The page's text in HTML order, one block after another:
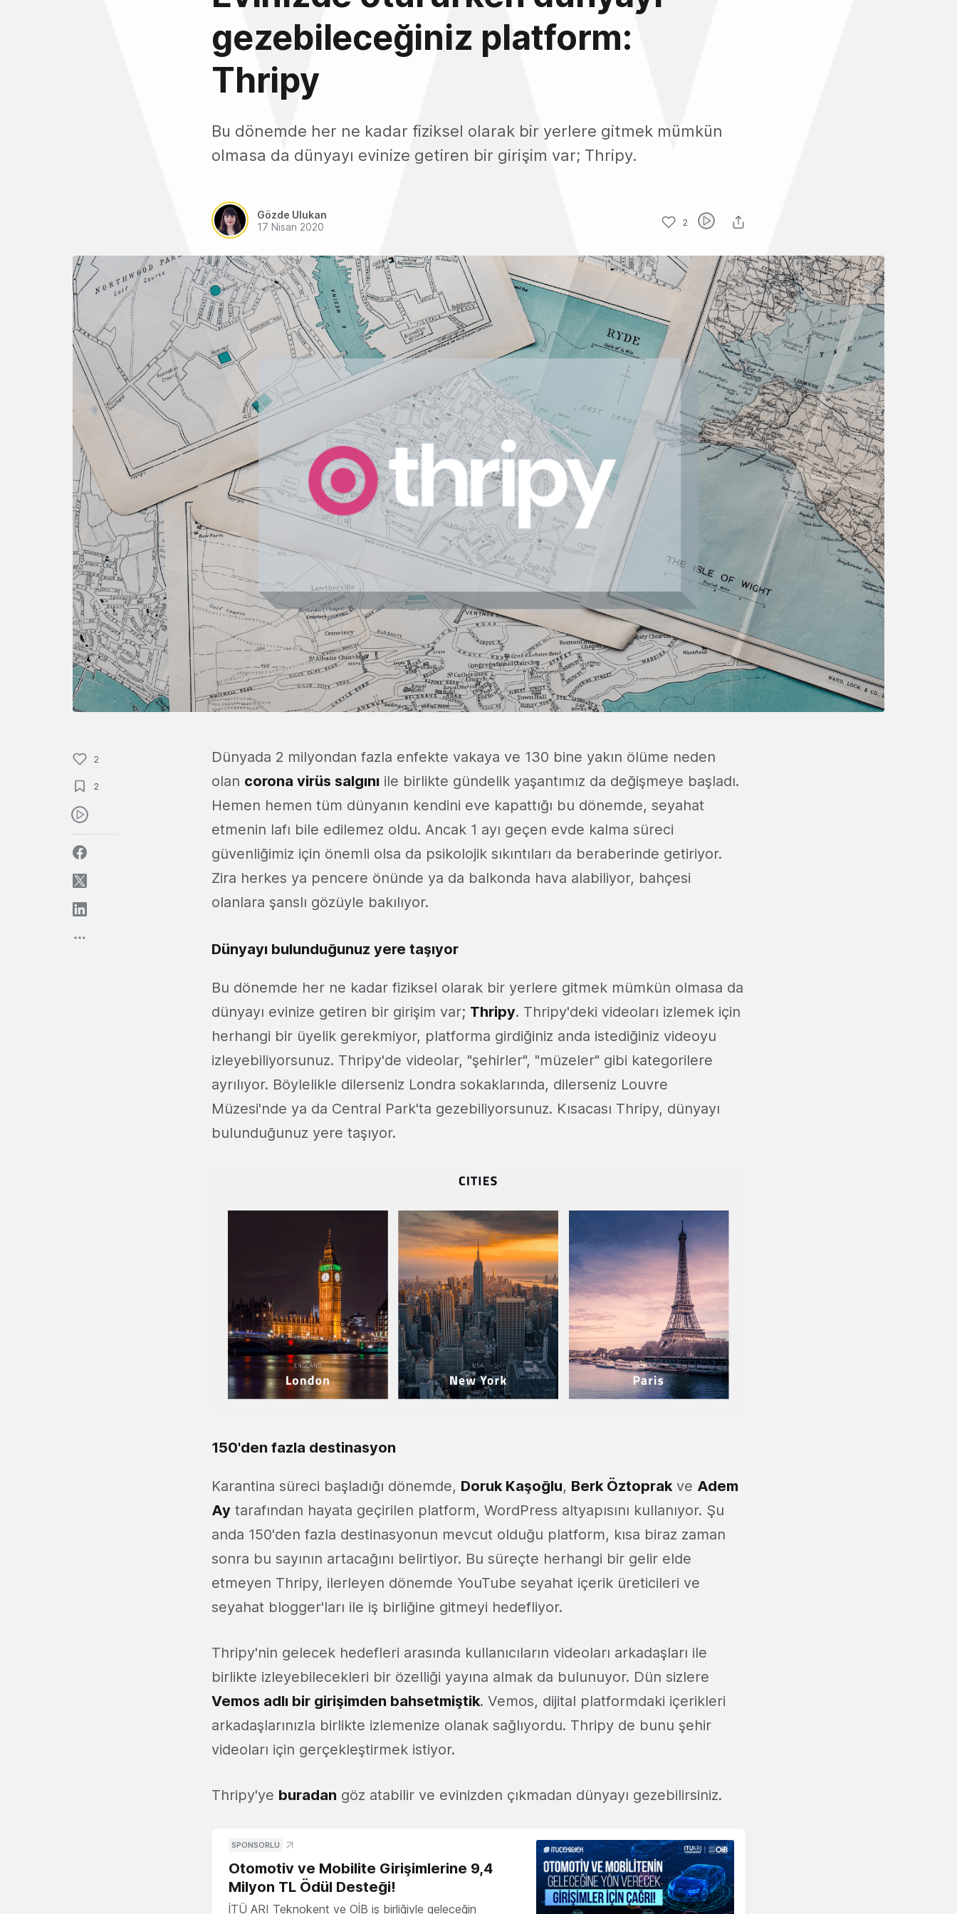
gezebileceğiniz platform:
Thripy
Bu dönemde her ne kadar fiziksel olarak bir yerlere gitmek mümkün
olmasa da dünyayı evinize getiren bir girişim var; Thripy.
Gözde Ulukan
17 Nisan 2020
2
2
2
Dünyada 2 milyondan fazla enfekte vakaya ve 130 bine yakın ölüme neden
olan corona virüs salgını ile birlikte gündelik yaşantımız da değişmeye başladı.
Hemen hemen tüm dünyanın kendini eve kapattığı bu dönemde, seyahat
etmenin lafı bile edilemez oldu. Ancak 1 ayı geçen evde kalma süreci
güvenliğimiz için önemli olsa da psikolojik sıkıntıları da beraberinde getiriyor.
Zira herkes ya pencere önünde ya da balkonda hava alabiliyor, bahçesi
olanlara şanslı gözüyle bakılıyor.
Dünyayı bulunduğunuz yere taşıyor
Bu dönemde her ne kadar fiziksel olarak bir yerlere gitmek mümkün olmasa da
dünyayı evinize getiren bir girişim var; Thripy. Thripy'deki videoları izlemek için
herhangi bir üyelik gerekmiyor, platforma girdiğiniz anda istediğiniz videoyu
izleyebiliyorsunuz. Thripy'de videolar, "şehirler", "müzeler" gibi kategorilere
ayrılıyor. Böylelikle dilerseniz Londra sokaklarında, dilerseniz Louvre
Müzesi'nde ya da Central Park'ta gezebiliyorsunuz. Kısacası Thripy, dünyayı
bulunduğunuz yere taşıyor.
150'den fazla destinasyon
Karantina süreci başladığı dönemde, Doruk Kaşoğlu, Berk Öztoprakve Adem
Ay tarafından hayata geçirilen platform, WordPress altyapısını kullanıyor. Şu
anda 150'den fazla destinasyonun mevcut olduğu platform, kısa biraz zaman
sonra bu sayının artacağını belirtiyor. Bu süreçte herhangi bir gelir elde
etmeyen Thripy, ilerleyen dönemde YouTube seyahat içerik üreticileri ve
seyahat blogger'ları ile iş birliğine gitmeyi hedefliyor.
Thripy'nin gelecek hedefleri arasında kullanıcıların videoları arkadaşları ile
birlikte izleyebilecekleri bir özelliği yayına almak da bulunuyor. Dün sizlere
Vemos adlı bir girişimden bahsetmiştik. Vemos, dijital platformdaki içerikleri
arkadaşlarınızla birlikte izlemenize olanak sağlıyordu. Thripy de bunu şehir
videoları için gerçekleştirmek istiyor.
Thripy'ye buradan göz atabilir ve evinizden çıkmadan dünyayı gezebilirsiniz.
SPONSORLU
Otomotiv ve Mobilite Girişimlerine 9,4
Milyon TL Ödül Desteği!
İTÜ ARI Teknokent ve OİB iş birliğiyle geleceğin